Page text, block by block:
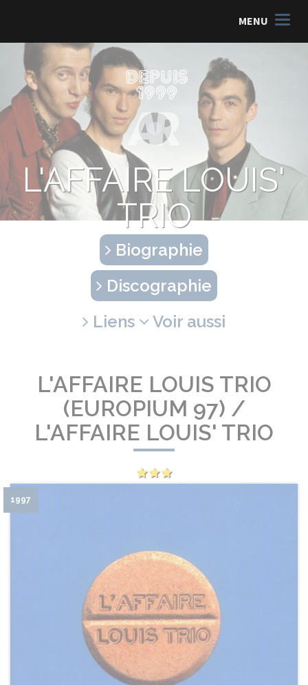
MENU
L'AFFAIRE LOUIS'
TRIO
Biographie
Discographie
Liens
Voir aussi
L'AFFAIRE LOUIS TRIO
(EUROPIUM 97) /
L'AFFAIRE LOUIS' TRIO
1997